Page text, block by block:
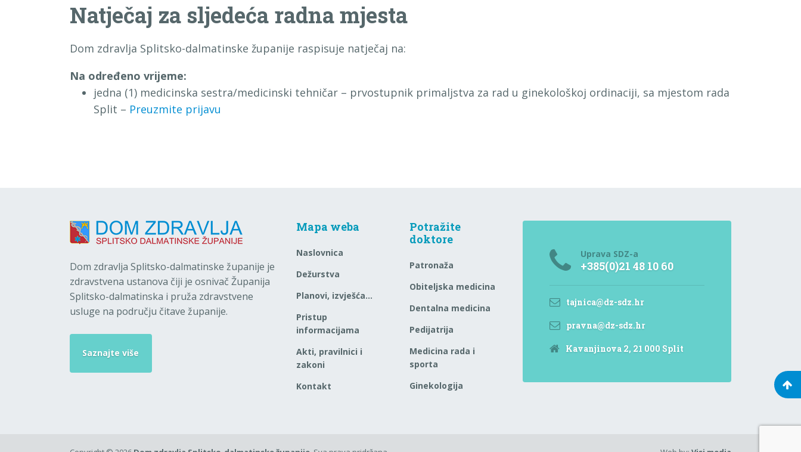
Natječaj za sljedeća radna mjesta
Dom zdravlja Splitsko-dalmatinske županije raspisuje natječaj na:
Na određeno vrijeme:
jedna (1) medicinska sestra/medicinski tehničar – prvostupnik primaljstva za rad u ginekološkoj ordinaciji, sa mjestom rada
Split – Preuzmite prijavu
Dom zdravlja Splitsko-dalmatinske županije je
zdravstvena ustanova čiji je osnivač Županija
Splitsko-dalmatinska i pruža zdravstvene
usluge na području čitave županije.
Saznajte više
Mapa weba
Naslovnica
Dežurstva
Planovi, izvješća…
Pristup
informacijama
Akti, pravilnici i
zakoni
Kontakt
Potražite
doktore
Patronaža
Obiteljska medicina
Dentalna medicina
Pedijatrija
Medicina rada i
sporta
Ginekologija
Uprava SDZ-a
+385(0)21 48 10 60
tajnica@dz-sdz.hr
pravna@dz-sdz.hr
Kavanjinova 2, 21 000 Split